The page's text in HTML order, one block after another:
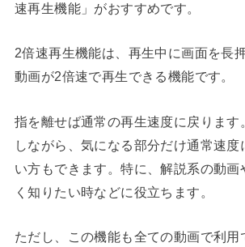
速再生機能」がおすすめです。
2倍速再生機能は、再生中に画面を長
動画が2倍速で再生できる機能です。
指を離せば通常の再生速度に戻ります
しながら、気になる部分だけ通常速度
い方もできます。特に、解説系の動画
く知りたい時などに役立ちます。
ただし、この機能も全ての動画で利用